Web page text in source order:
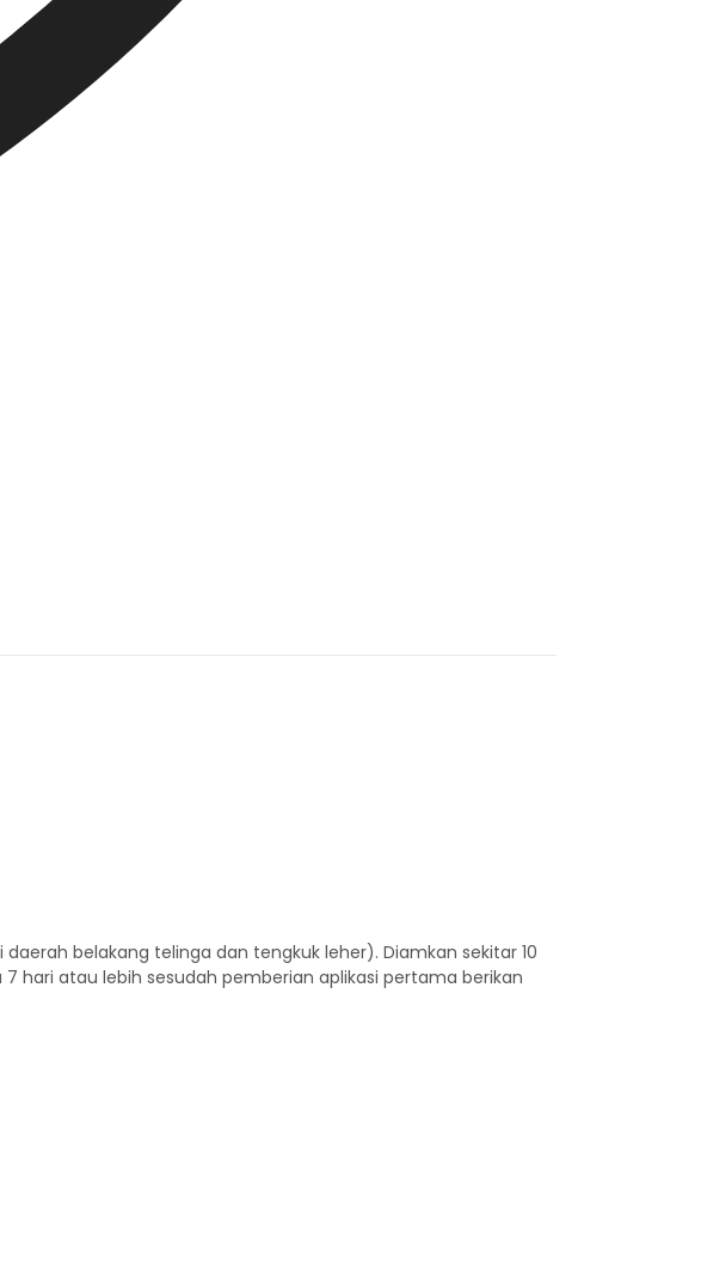
belakang telinga dan tengkuk leher). Diamkan sekitar 10
hari atau lebih sesudah pemberian aplikasi pertama berikan